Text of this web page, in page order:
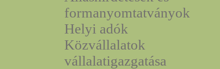
formanyomtatványok
Helyi adók
Közvállalatok
vállalatigazgatása